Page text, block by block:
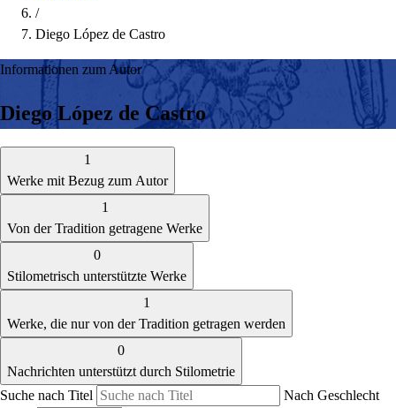
/
Diego López de Castro
Informationen zum Autor
Diego López de Castro
1
Werke mit Bezug zum Autor
1
Von der Tradition getragene Werke
0
Stilometrisch unterstützte Werke
1
Werke, die nur von der Tradition getragen werden
0
Nachrichten unterstützt durch Stilometrie
Suche nach Titel
Nach Geschlecht